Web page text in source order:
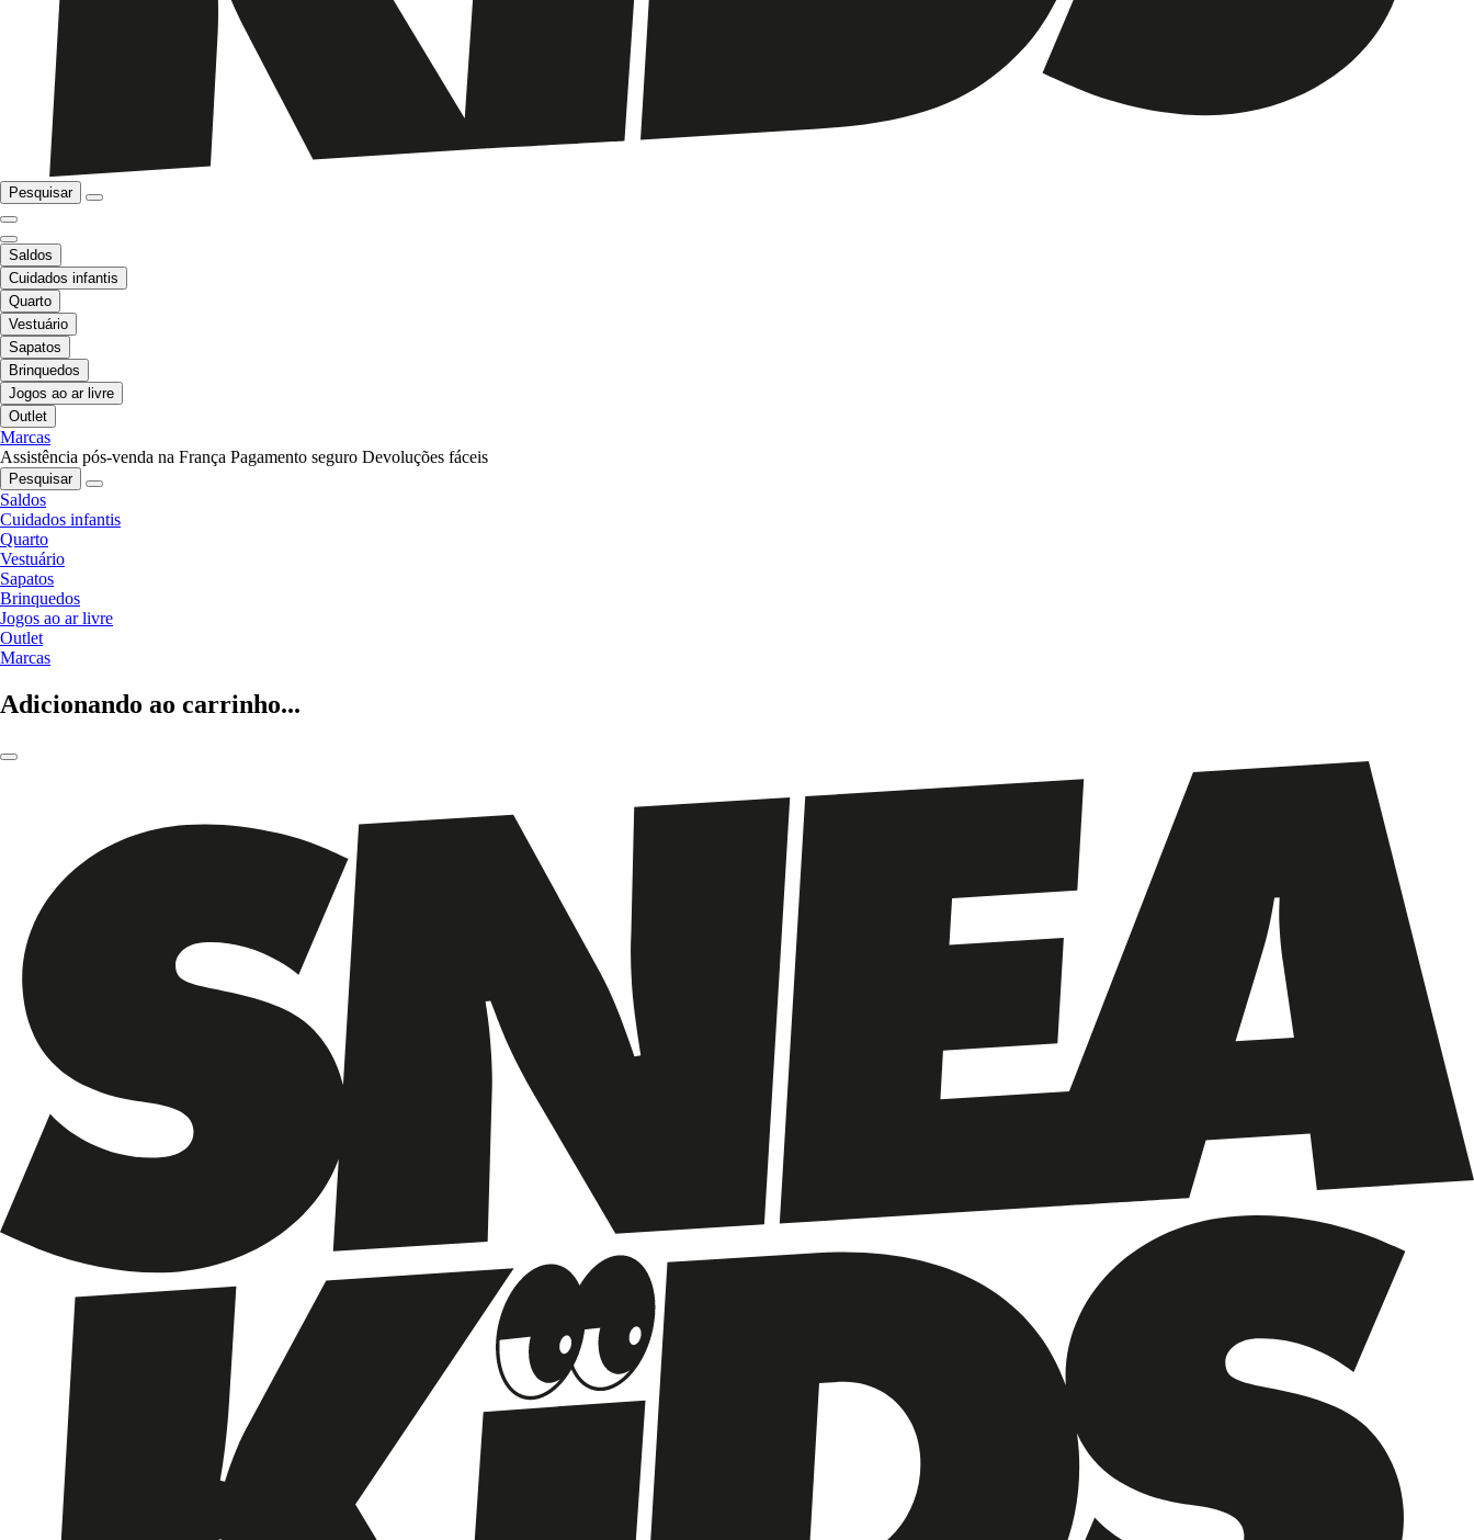
Pesquisar
Saldos
Cuidados infantis
Quarto
Vestuário
Sapatos
Brinquedos
Jogos ao ar livre
Outlet
Marcas
Assistência pós-venda na França Pagamento seguro Devoluções fáceis
Pesquisar
Saldos
Cuidados infantis
Quarto
Vestuário
Sapatos
Brinquedos
Jogos ao ar livre
Outlet
Marcas
Adicionando ao carrinho...